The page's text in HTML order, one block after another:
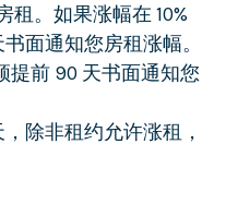
租。如果涨幅在 10%
面通知您房租涨幅。
提前 90 天书面通知您
除非租约允许涨租，